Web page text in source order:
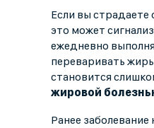
Если вы страдаете
это может
ежедневно
переваривать
становится
жировой
Ранее